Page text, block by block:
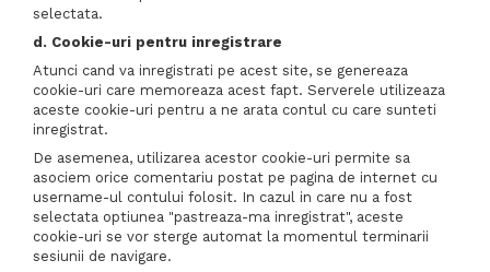
selectata.
d. Cookie-uri pentru inregistrare
Atunci cand va inregistrati pe acest site, se genereaza
cookie-uri care memoreaza acest fapt. Serverele utilizeaza
aceste cookie-uri pentru a ne arata contul cu care sunteti
inregistrat.
De asemenea, utilizarea acestor cookie-uri permite sa
asociem orice comentariu postat pe pagina de internet cu
username-ul contului folosit. In cazul in care nu a fost
selectata optiunea "pastreaza-ma inregistrat", aceste
cookie-uri se vor sterge automat la momentul terminarii
sesiunii de navigare.